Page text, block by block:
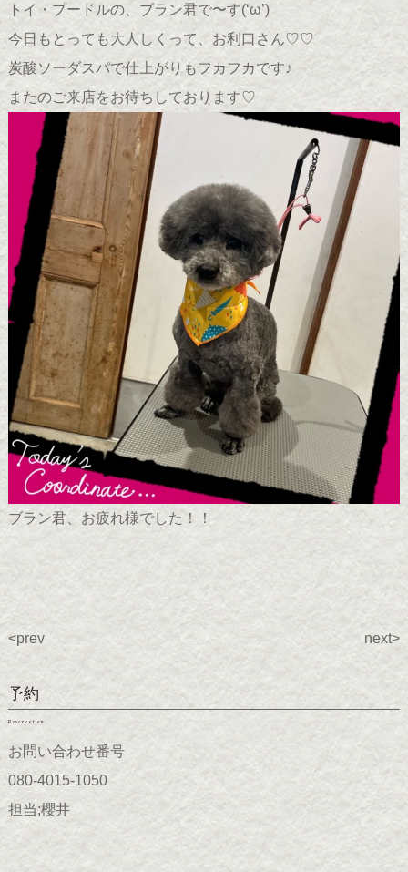
トイ・プードルの、ブラン君で〜す(‘ω’)
今日もとっても大人しくって、お利口さん♡♡
炭酸ソーダスパで仕上がりもフカフカです♪
またのご来店をお待ちしております♡
ブラン君、お疲れ様でした！！
<prev next>
予約
Reservation
お問い合わせ番号
080-4015-1050
担当;櫻井